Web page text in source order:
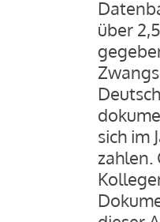
über
sich im
zahlen.